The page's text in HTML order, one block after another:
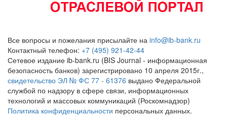
Все вопросы и пожелания присылайте на info@ib-bank.ru
Контактный телефон: +7 (495) 921-42-44
Сетевое издание ib-bank.ru (BIS Journal - информационная
безопасность банков) зарегистрировано 10 апреля 2015г.,
свидетельство ЭЛ № ФС 77 - 61376 выдано Федеральной
службой по надзору в сфере связи, информационных
технологий и массовых коммуникаций (Роскомнадзор)
Политика конфиденциальности персональных данных.